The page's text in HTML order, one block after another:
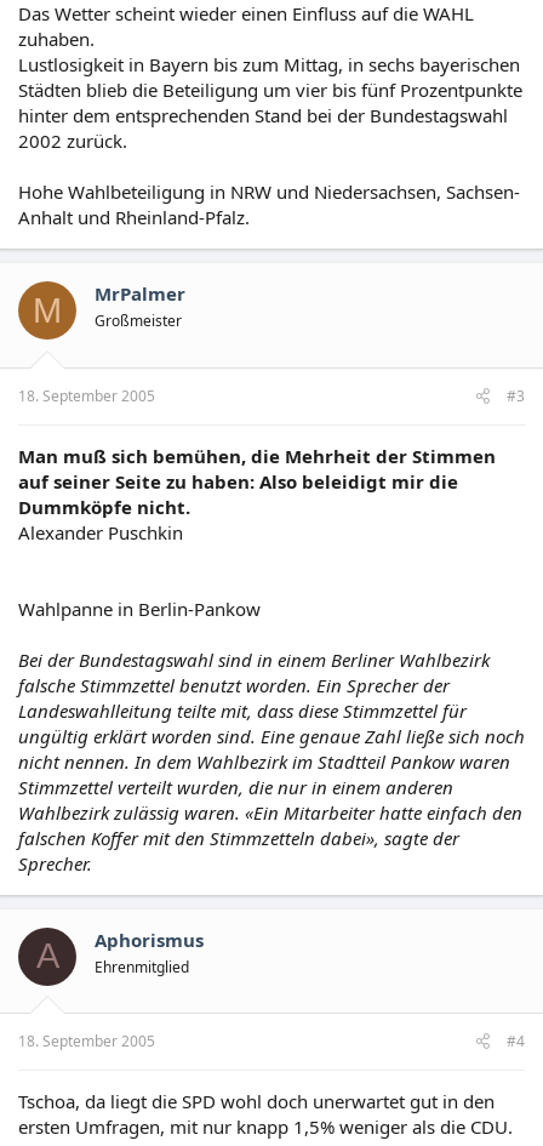
Das Wetter scheint wieder einen Einfluss auf die WAHL
zuhaben.
Lustlosigkeit in Bayern bis zum Mittag, in sechs bayerischen
Städten blieb die Beteiligung um vier bis fünf Prozentpunkte
hinter dem entsprechenden Stand bei der Bundestagswahl
2002 zurück.
Hohe Wahlbeteiligung in NRW und Niedersachsen, Sachsen-
Anhalt und Rheinland-Pfalz.
M MrPalmer
Großmeister
18. September 2005 #3
Man muß sich bemühen, die Mehrheit der Stimmen
auf seiner Seite zu haben: Also beleidigt mir die
Dummköpfe nicht.
Alexander Puschkin
Wahlpanne in Berlin-Pankow
Bei der Bundestagswahl sind in einem Berliner Wahlbezirk
falsche Stimmzettel benutzt worden. Ein Sprecher der
Landeswahlleitung teilte mit, dass diese Stimmzettel für
ungültig erklärt worden sind. Eine genaue Zahl ließe sich noch
nicht nennen. In dem Wahlbezirk im Stadtteil Pankow waren
Stimmzettel verteilt wurden, die nur in einem anderen
Wahlbezirk zulässig waren. «Ein Mitarbeiter hatte einfach den
falschen Koffer mit den Stimmzetteln dabei», sagte der
Sprecher.
A Aphorismus
Ehrenmitglied
18. September 2005 #4
Tschoa, da liegt die SPD wohl doch unerwartet gut in den
ersten Umfragen, mit nur knapp 1,5% weniger als die CDU.